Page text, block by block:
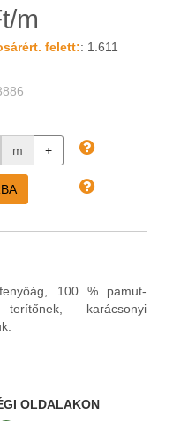
m
felett:: 1.611
m +
100 % pamut-
karácsonyi
OLDALAKON